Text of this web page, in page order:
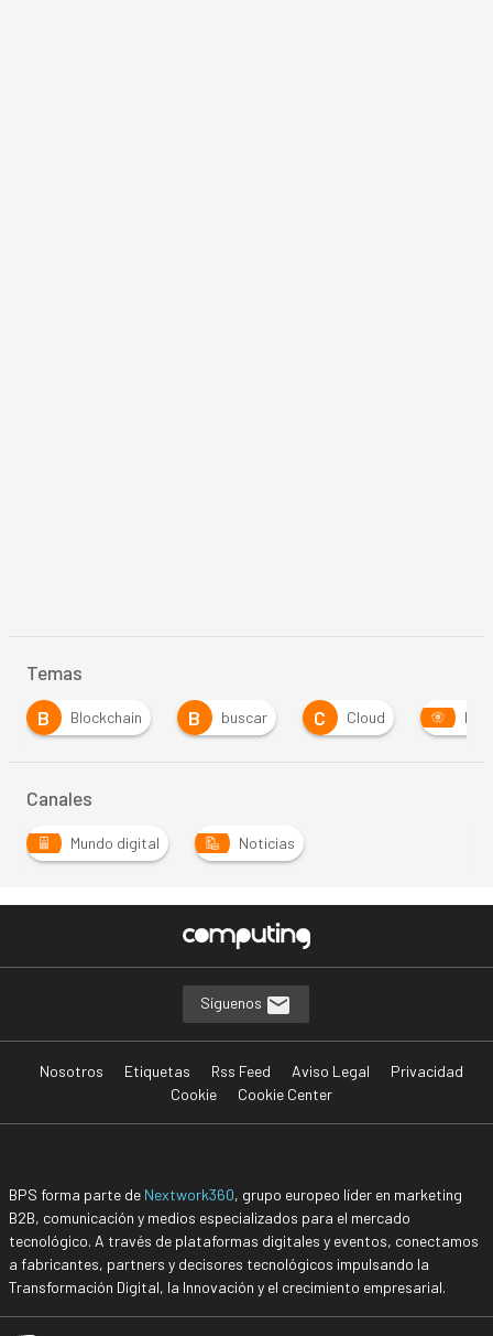
Temas
B
buscar Cloud
Inteligencia Artificial
Canales
Mundo digital Noticias
Síguenos
Nosotros Etiquetas Rss Feed Aviso Legal
Privacidad
Cookie
Cookie Center
BPS forma parte de Nextwork360, grupo europeo líder en marketing
B2B, comunicación y medios especializados para el mercado
tecnológico. A través de plataformas digitales y eventos, conectamos
a fabricantes, partners y decisores tecnológicos impulsando la
Transformación Digital, la Innovación y el crecimiento empresarial.